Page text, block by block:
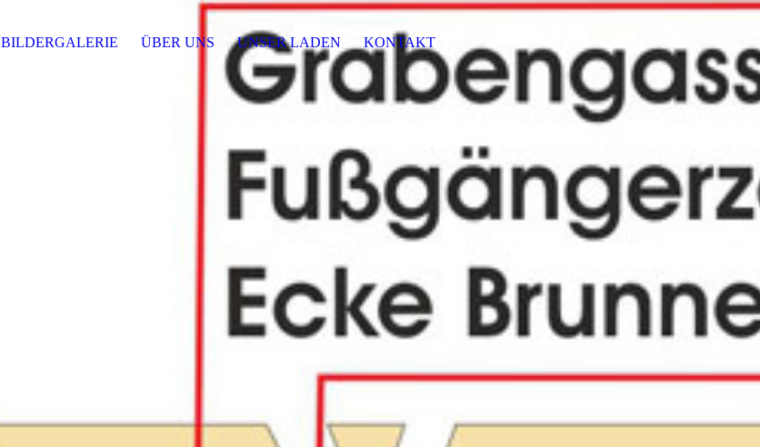
BILDERGALERIE ÜBER UNS UNSER LADEN KONTAKT